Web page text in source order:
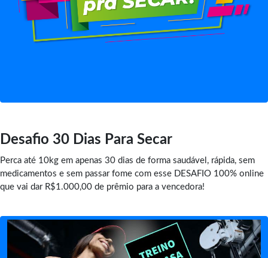
Desafio 30 Dias Para Secar
Perca até 10kg em apenas 30 dias de forma saudável, rápida, sem
medicamentos e sem passar fome com esse DESAFIO 100% online
que vai dar R$1.000,00 de prêmio para a vencedora!